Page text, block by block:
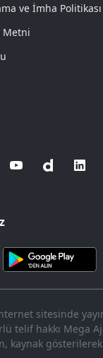
ve İmha Politikası
Metni
sitesinde
telif hakkı Mega
kaynak